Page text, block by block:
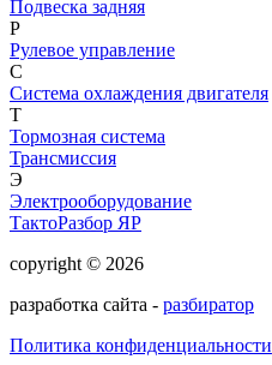
Подвеска задняя
Р
Рулевое управление
С
Система охлаждения двигателя
Т
Тормозная система
Трансмиссия
Э
Электрооборудование
ТактоРазбор ЯР
copyright © 2026
разработка сайта - разбиратор
Политика конфиденциальности